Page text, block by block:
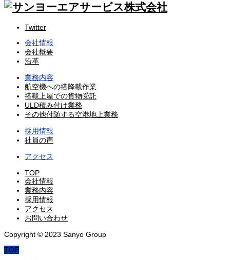
Twitter
会社情報
会社概要
沿革
業務内容
航空機への搭降載作業
搭載上屋での貨物受託
ULD積み付け業務
その他付随する空港地上業務
採用情報
社員の声
アクセス
TOP
会社情報
業務内容
採用情報
アクセス
お問い合わせ
Copyright © 2023 Sanyo Group
TOP